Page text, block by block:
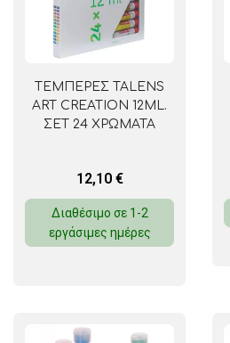
ΤΕΜΠΕΡΕΣ TALENS
ART CREATION 12ML.
ΣΕΤ 24 ΧΡΩΜΑΤΑ
12,10 €
Διαθέσιμο σε 1-2
εργάσιμες ημέρες